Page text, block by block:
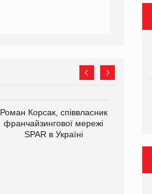
Роман Корсак, співвласник
франчайзингової мережі
SPAR в Україні